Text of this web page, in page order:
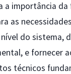
a importância da
as
do sistema,
e fornecer
técnicos